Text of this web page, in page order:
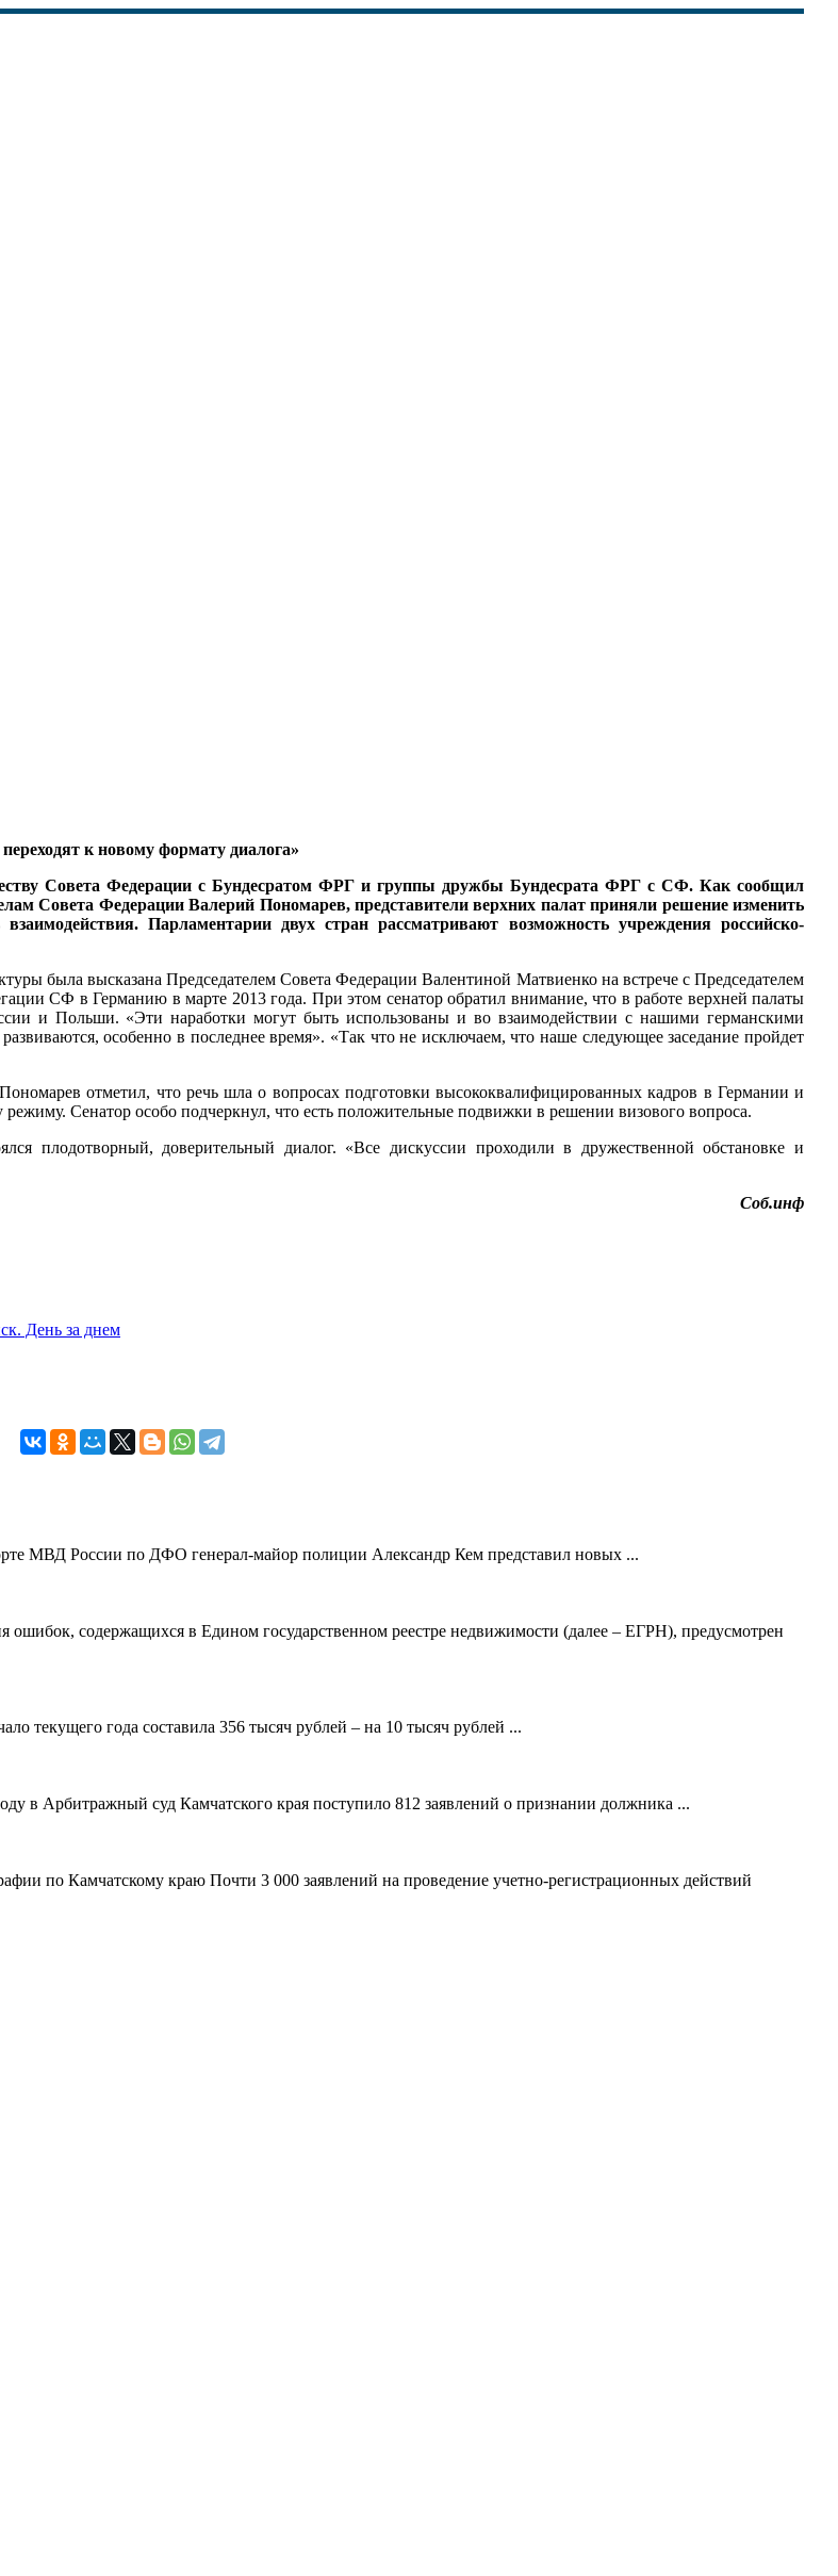
АГЕНТСТВО (КИА «ВЕСТИ»)
к новому формату диалога»
Совета Федерации с Бундесратом ФРГ и группы дружбы Бундесрата ФРГ с СФ. Как сообщил
Совета Федерации Валерий Пономарев, представители верхних палат приняли решение изменить
Парламентарии двух стран рассматривают возможность учреждения российско-
была высказана Председателем Совета Федерации Валентиной Матвиенко на встрече с Председателем
СФ в Германию в марте 2013 года. При этом сенатор обратил внимание, что в работе верхней палаты
и Польши. «Эти наработки могут быть использованы и во взаимодействии с нашими германскими
особенно в последнее время». «Так что не исключаем, что наше следующее заседание пройдет
отметил, что речь шла о вопросах подготовки высококвалифицированных кадров в Германии и
Сенатор особо подчеркнул, что есть положительные подвижки в решении визового вопроса.
плодотворный, доверительный диалог. «Все дискуссии проходили в дружественной обстановке и
Соб.инф
День за днем
МВД России по ДФО генерал-майор полиции Александр Кем представил новых ...
ошибок, содержащихся в Едином государственном реестре недвижимости (далее – ЕГРН), предусмотрен
текущего года составила 356 тысяч рублей – на 10 тысяч рублей ...
в Арбитражный суд Камчатского края поступило 812 заявлений о признании должника ...
по Камчатскому краю Почти 3 000 заявлений на проведение учетно-регистрационных действий